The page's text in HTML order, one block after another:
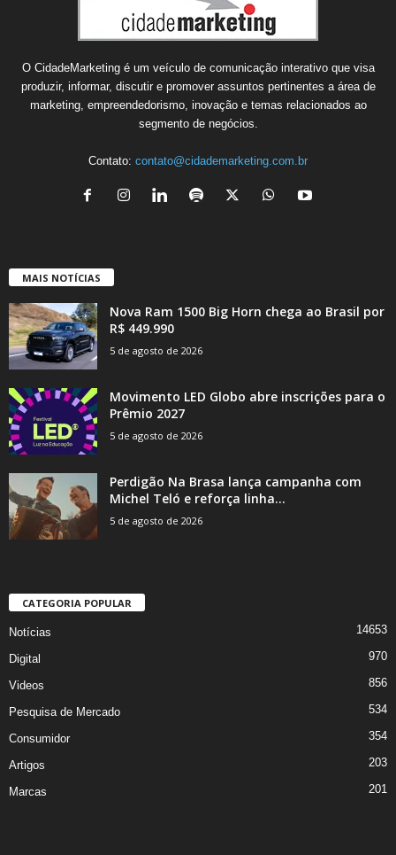
O CidadeMarketing é um veículo de comunicação interativo que visa
produzir, informar, discutir e promover assuntos pertinentes a área de
marketing, empreendedorismo, inovação e temas relacionados ao
segmento de negócios.
Contato: contato@cidademarketing.com.br
MAIS NOTÍCIAS
Nova Ram 1500 Big Horn chega ao Brasil por
R$ 449.990
5 de agosto de 2026
Movimento LED Globo abre inscrições para o
Prêmio 2027
5 de agosto de 2026
Perdigão Na Brasa lança campanha com
Michel Teló e reforça linha...
5 de agosto de 2026
CATEGORIA POPULAR
Notícias 14653
Digital 970
Videos 856
Pesquisa de Mercado 534
Consumidor 354
Artigos 203
Marcas 201